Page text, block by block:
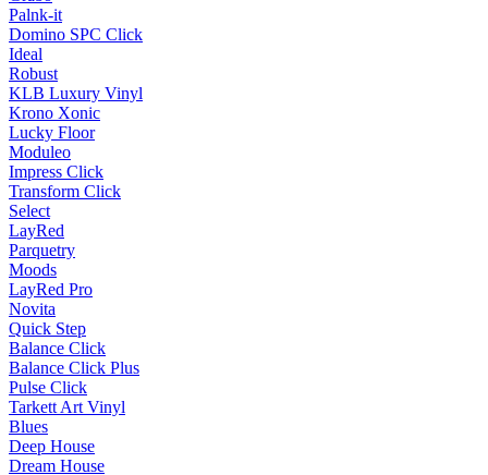
Palnk-it
Domino SPC Click
Ideal
Robust
KLB Luxury Vinyl
Krono Xonic
Lucky Floor
Moduleo
Impress Click
Transform Click
Select
LayRed
Parquetry
Moods
LayRed Pro
Novita
Quick Step
Balance Click
Balance Click Plus
Pulse Click
Tarkett Art Vinyl
Blues
Deep House
Dream House